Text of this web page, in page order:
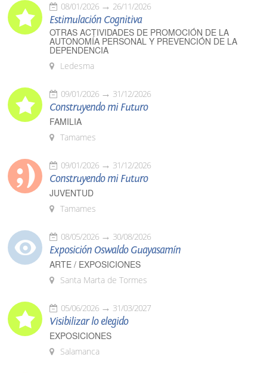
08/01/2026 26/11/2026
Estimulación Cognitiva
OTRAS ACTIVIDADES DE PROMOCIÓN DE LA
AUTONOMÍA PERSONAL Y PREVENCIÓN DE LA
DEPENDENCIA
Ledesma
09/01/2026 31/12/2026
Construyendo mi Futuro
FAMILIA
Tamames
09/01/2026 31/12/2026
Construyendo mi Futuro
JUVENTUD
Tamames
08/05/2026 30/08/2026
Exposición Oswaldo Guayasamín
ARTE / EXPOSICIONES
Santa Marta de Tormes
05/06/2026 31/03/2027
Visibilizar lo elegido
EXPOSICIONES
Salamanca